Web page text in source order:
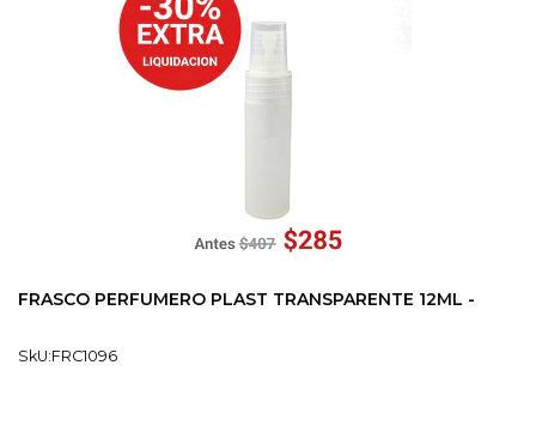
FRASCO PERFUMERO PLAST TRANSPARENTE 12ML -
SkU:FRC1096